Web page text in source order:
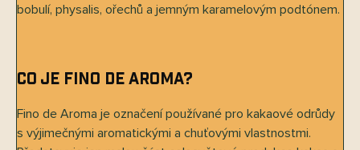
bobulí, physalis, ořechů a jemným karamelovým podtónem.
Co je Fino de Aroma?
Fino de Aroma je označení používané pro kakaové odrůdy
s výjimečnými aromatickými a chuťovými vlastnostmi.